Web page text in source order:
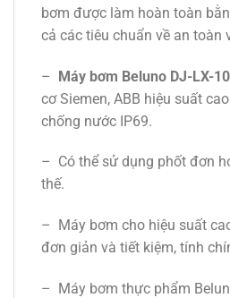
bơm được làm hoàn toàn
cả các tiêu chuẩn về an toàn
– Máy bơm Beluno DJ-LX-10
cơ Siemen, ABB hiệu suất
chống nước IP69.
– Có thể sử dụng phốt đơn
thế.
– Máy bơm cho hiệu suất
đơn giản và tiết kiệm, tính
– Máy bơm thực phẩm